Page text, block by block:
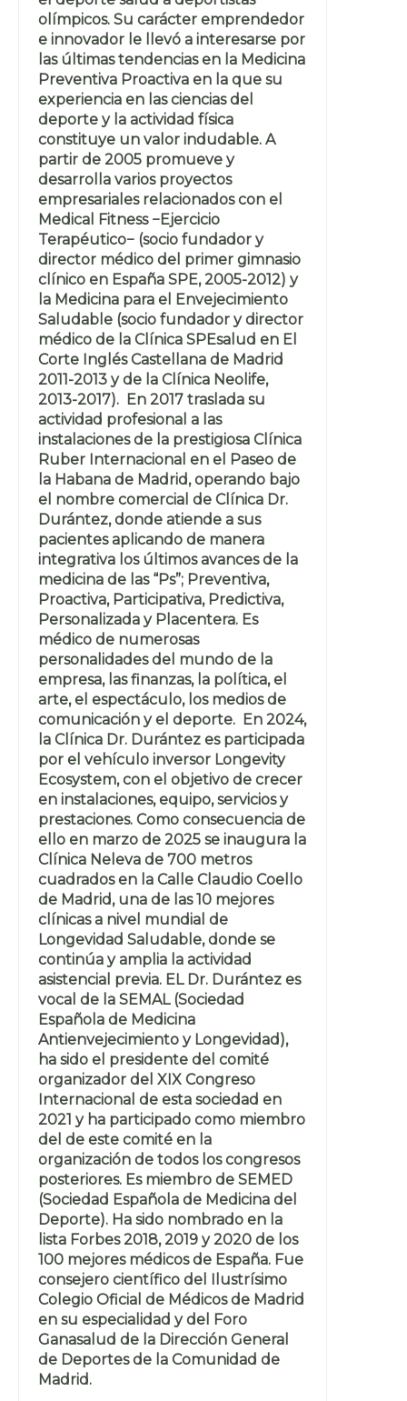
olímpicos. Su carácter emprendedor
e innovador le llevó a interesarse por
las últimas tendencias en la Medicina
Preventiva Proactiva en la que su
experiencia en las ciencias del
deporte y la actividad física
constituye un valor indudable. A
partir de 2005 promueve y
desarrolla varios proyectos
empresariales relacionados con el
Medical Fitness −Ejercicio
Terapéutico− (socio fundador y
director médico del primer gimnasio
clínico en España SPE, 2005-2012) y
la Medicina para el Envejecimiento
Saludable (socio fundador y director
médico de la Clínica SPEsalud en El
Corte Inglés Castellana de Madrid
2011-2013 y de la Clínica Neolife,
2013-2017). En 2017 traslada su
actividad profesional a las
instalaciones de la prestigiosa Clínica
Ruber Internacional en el Paseo de
la Habana de Madrid, operando bajo
el nombre comercial de Clínica Dr.
Durántez, donde atiende a sus
pacientes aplicando de manera
integrativa los últimos avances de la
medicina de las “Ps”; Preventiva,
Proactiva, Participativa, Predictiva,
Personalizada y Placentera. Es
médico de numerosas
personalidades del mundo de la
empresa, las finanzas, la política, el
arte, el espectáculo, los medios de
comunicación y el deporte. En 2024,
la Clínica Dr. Durántez es participada
por el vehículo inversor Longevity
Ecosystem, con el objetivo de crecer
en instalaciones, equipo, servicios y
prestaciones. Como consecuencia de
ello en marzo de 2025 se inaugura la
Clínica Neleva de 700 metros
cuadrados en la Calle Claudio Coello
de Madrid, una de las 10 mejores
clínicas a nivel mundial de
Longevidad Saludable, donde se
continúa y amplia la actividad
asistencial previa. EL Dr. Durántez es
vocal de la SEMAL (Sociedad
Española de Medicina
Antienvejecimiento y Longevidad),
ha sido el presidente del comité
organizador del XIX Congreso
Internacional de esta sociedad en
2021 y ha participado como miembro
del de este comité en la
organización de todos los congresos
posteriores. Es miembro de SEMED
(Sociedad Española de Medicina del
Deporte). Ha sido nombrado en la
lista Forbes 2018, 2019 y 2020 de los
100 mejores médicos de España. Fue
consejero científico del Ilustrísimo
Colegio Oficial de Médicos de Madrid
en su especialidad y del Foro
Ganasalud de la Dirección General
de Deportes de la Comunidad de
Madrid.